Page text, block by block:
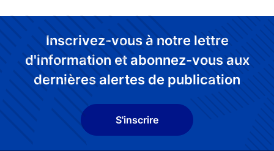
Inscrivez-vous à notre lettre
d'information et abonnez-vous aux
dernières alertes de publication
S'inscrire